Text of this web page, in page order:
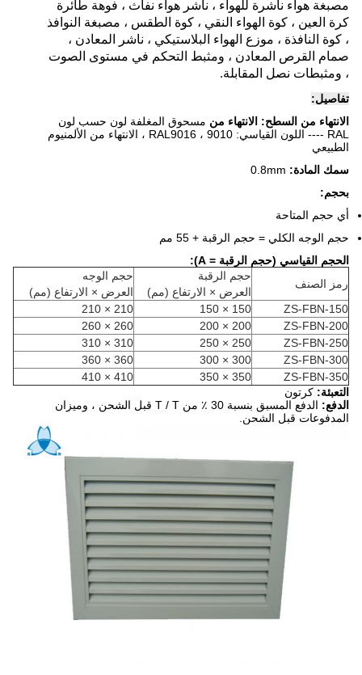
مصبغة هواء ناشرة للهواء ، ناشر هواء نفاث ، فوهة طائرة
كرة العين ، كوة الهواء النقي ، كوة الطقس ، مصبغة النوافذ
، كوة النافذة ، موزع الهواء البلاستيكي ، ناشر المعادن ،
صمام القرص المعادن ، ومثبط التحكم في مستوى الصوت
، ومثبطات نصل المقابلة.
تفاصيل:
الانتهاء من السطح: الانتهاء من مسحوق المغلفة لون حسب لون
RAL ---- اللون القياسي: RAL9016 ، 9010 ،
الانتهاء من الألمنيوم
الطبيعي
سمك المادة: 0.8mm
بحجم:
أي حجم المتاحة
حجم الوجه الكلي = حجم الرقبة + 55 مم
الحجم القياسي (حجم الرقبة = A):
رمز الصنف
حجم الرقبة
العرض × الارتفاع (مم)
حجم الوجه
العرض × الارتفاع (مم)
ZS-FBN-150
150 × 150
210 × 210
ZS-FBN-200
200 × 200
260 × 260
ZS-FBN-250
250 × 250
310 × 310
ZS-FBN-300
300 × 300
360 × 360
ZS-FBN-350
350 × 350
410 × 410
التعبئة: كرتون
الدفع:
الدفع المسبق بنسبة 30 ٪ من T / T قبل الشحن ، وميزان
المدفوعات قبل الشحن.